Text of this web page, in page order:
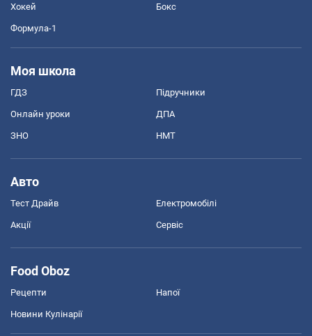
Хокей Бокс
Формула-1
Моя школа
ГДЗ Підручники
Онлайн уроки ДПА
ЗНО НМТ
Авто
Тест Драйв Електромобілі
Акції Сервіс
Food Oboz
Рецепти Напої
Новини Кулінарії